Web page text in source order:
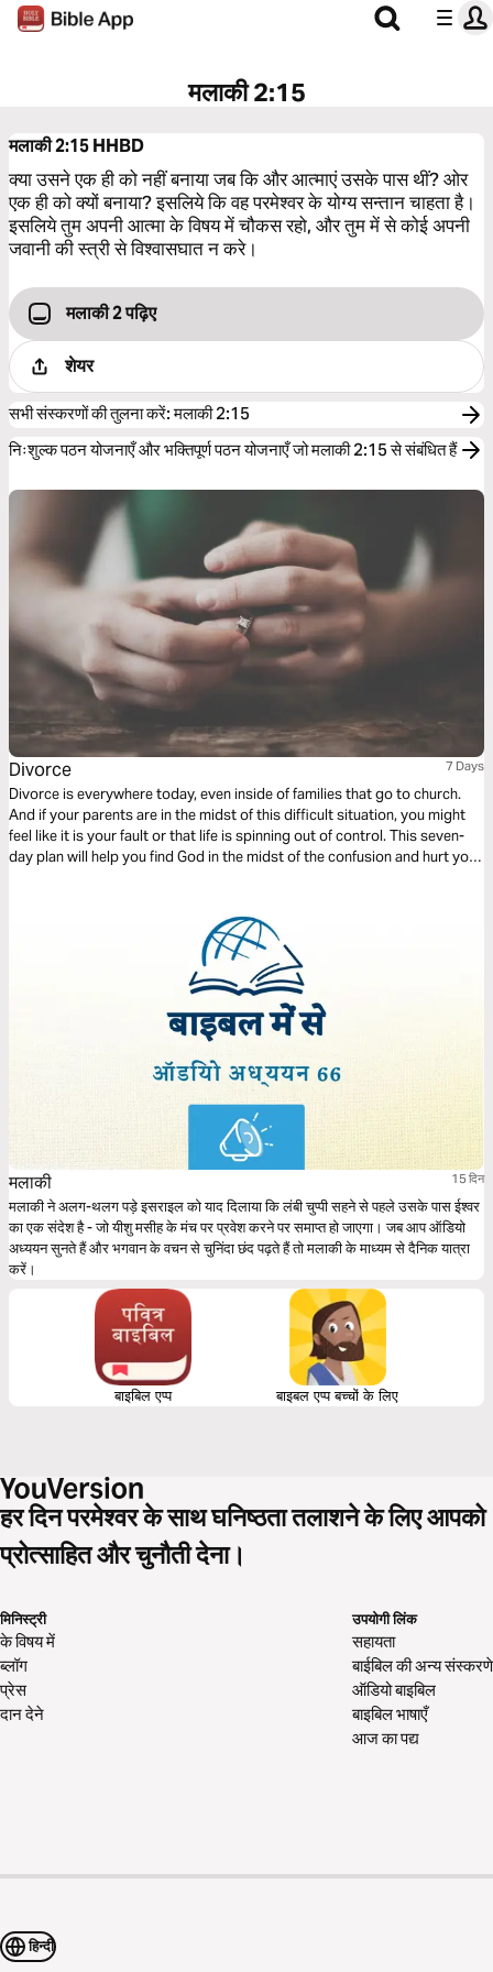
मलाकी 2:15
मलाकी 2:15HHBD
क्या उसने एक ही को नहीं बनाया जब कि और आत्माएं उसके पास थीं? ओर
एक ही को क्यों बनाया? इसलिये कि वह परमेश्वर के योग्य सन्तान चाहता है।
इसलिये तुम अपनी आत्मा के विषय में चौकस रहो, और तुम में से कोई अपनी
जवानी की स्त्री से विश्वासघात न करे।
मलाकी 2 पढ़िए
शेयर
सभी संस्करणों की तुलना करें:मलाकी 2:15
निःशुल्क पठन योजनाएँ और भक्तिपूर्ण पठन योजनाएँ जो मलाकी 2:15 से संबंधित हैं
Divorce 7 Days
Divorce is everywhere today, even inside of families that go to church.
And if your parents are in the midst of this difficult situation, you might
feel like it is your fault or that life is spinning out of control. This seven-
day plan will help you find God in the midst of the confusion and hurt you
मलाकी 15 दिन
मलाकी ने अलग-थलग पड़े इसराइल को याद दिलाया कि लंबी चुप्पी सहने से पहले उसके पास ईश्वर
का एक संदेश है - जो यीशु मसीह के मंच पर प्रवेश करने पर समाप्त हो जाएगा। जब आप ऑडियो
अध्ययन सुनते हैं और भगवान के वचन से चुनिंदा छंद पढ़ते हैं तो मलाकी के माध्यम से दैनिक यात्रा
करें।
बाइबिल एप्प बाइबल एप्प बच्चों के लिए
हर दिन परमेश्वर के साथ घनिष्ठता तलाशने के लिए आपको
प्रोत्साहित और चुनौती देना।
मिनिस्ट्री
के विषय में
ब्लॉग
प्रेस
दान देने
उपयोगी लिंक
सहायता
बाईबिल की अन्य संस्करणे
ऑडियो बाइबिल
बाइबिल भाषाएँ
आज का पद्य
हिन्दी